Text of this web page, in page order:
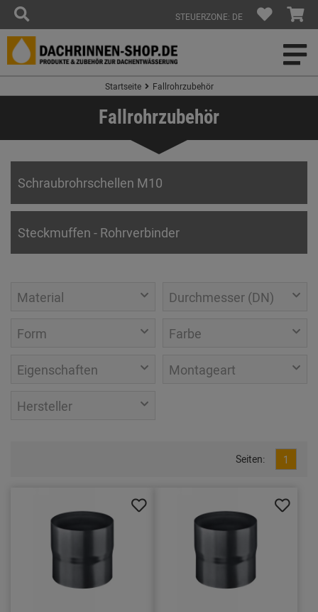
STEUERZONE: DE
Startseite Fallrohrzubehör
Fallrohrzubehör
Schraubrohrschellen M10
Steckmuffen - Rohrverbinder
Material Durchmesser (DN)
Form Farbe
Eigenschaften Montageart
Hersteller
Seiten: 1